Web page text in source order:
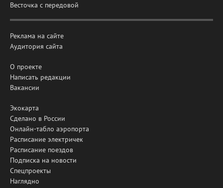
Весточка с передовой
Реклама на сайте
Аудитория сайта
О проекте
Написать редакции
Вакансии
Экокарта
Сделано в России
Онлайн-табло аэропорта
Расписание электричек
Расписание поездов
Подписка на новости
Спецпроекты
Наглядно